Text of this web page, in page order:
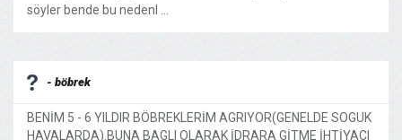
söyler bende bu nedenl ...
- böbrek
BENİM 5 - 6 YILDIR BÖBREKLERİM AGRIYOR(GENELDE SOGUK
HAVALARDA).BUNA BAGLI OLARAK İDRARA GİTME İHTİYACI